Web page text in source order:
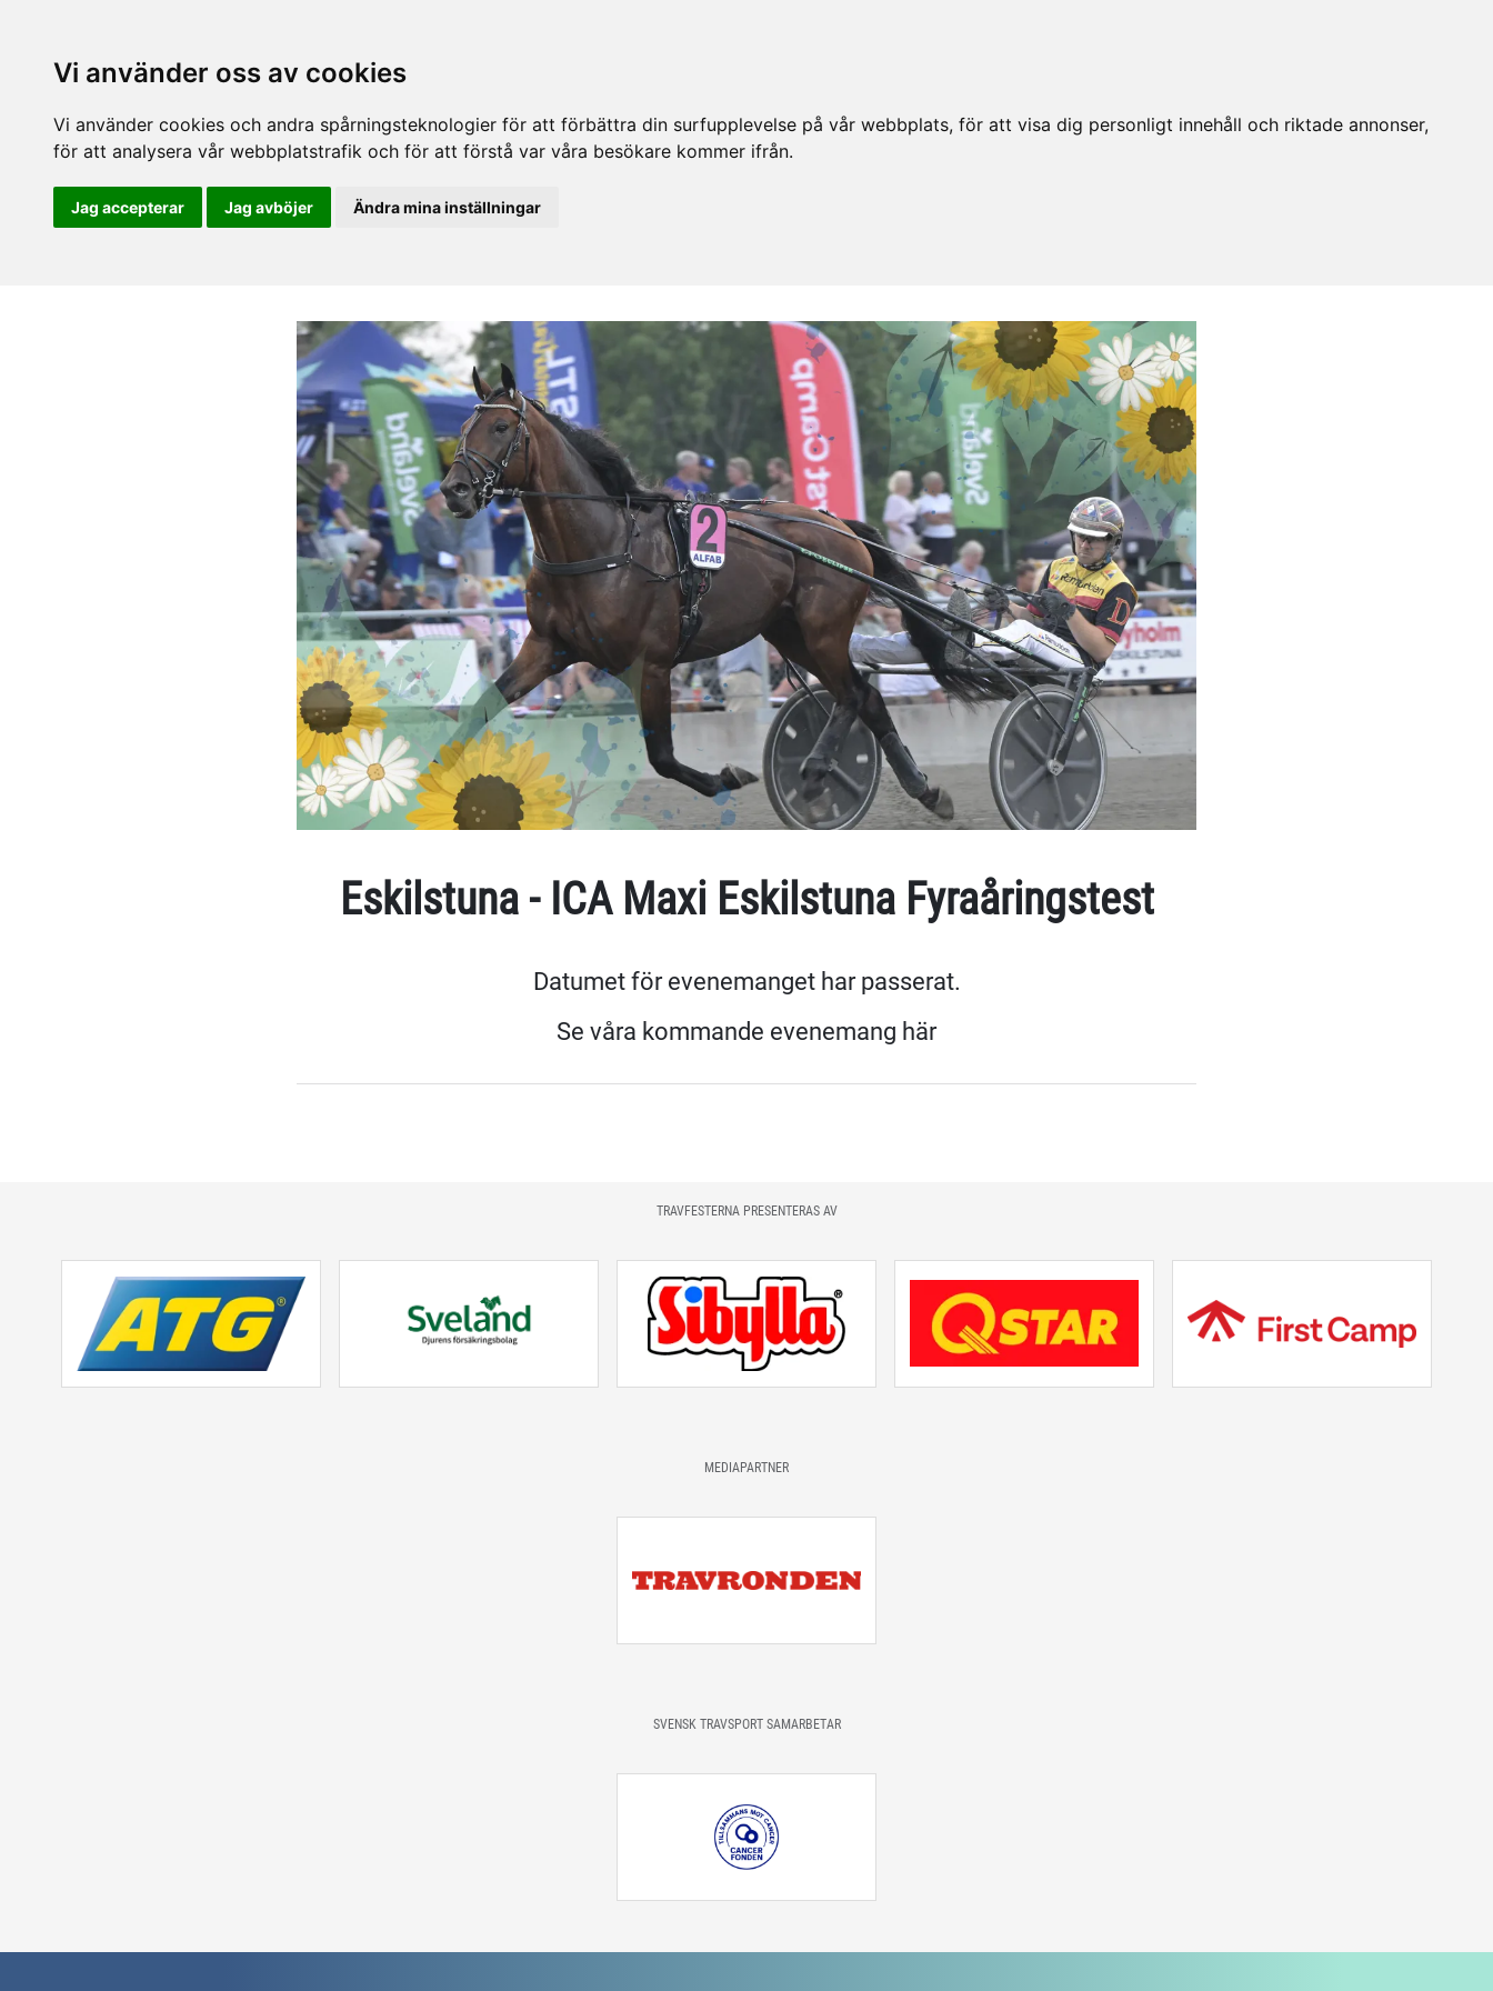
Vi använder oss av cookies
Vi använder cookies och andra spårningsteknologier för att förbättra din surfupplevelse på vår webbplats, för att visa dig personligt innehåll och riktade annonser,
för att analysera vår webbplatstrafik och för att förstå var våra besökare kommer ifrån.
Jag accepterar Jag avböjer Ändra mina inställningar
Eskilstuna - ICA Maxi Eskilstuna Fyraåringstest
Datumet för evenemanget har passerat.
Se våra kommande evenemang här
TRAVFESTERNA PRESENTERAS AV
MEDIAPARTNER
SVENSK TRAVSPORT SAMARBETAR